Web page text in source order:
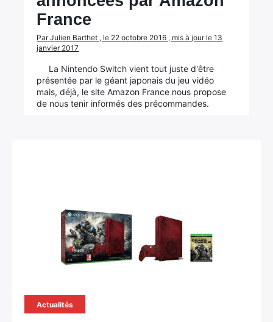
France
Par Julien Barthet , le 22 octobre 2016 , mis à jour le 13
janvier 2017
La Nintendo Switch vient tout juste d'être
présentée par le géant japonais du jeu vidéo
mais, déjà, le site Amazon France nous propose
de nous tenir informés des précommandes.
Actualités